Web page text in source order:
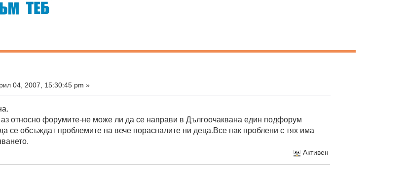
04, 2007, 15:30:45 pm »
относно форумите-не може ли да се направи в Дългоочаквана един подфорум
се обсъждат проблемите на вече порасналите ни деца.Все пак проблени с тях има
Активен